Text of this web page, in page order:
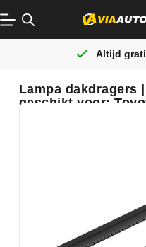
Altijd
Lampa dakdragers
geschikt voor: